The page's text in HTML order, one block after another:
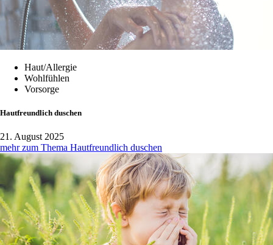
Haut/Allergie
Wohlfühlen
Vorsorge
Hautfreundlich duschen
21. August 2025
mehr zum Thema Hautfreundlich duschen